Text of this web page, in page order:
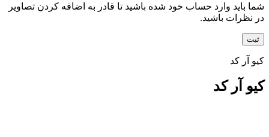
شما باید وارد حساب خود شده باشید تا قادر به اضافه کردن تصاویر
در نظرات باشید.
کیو آر کد
کیو آر کد